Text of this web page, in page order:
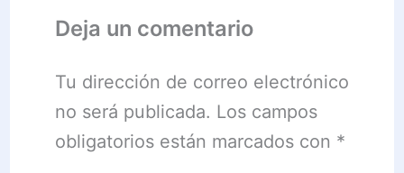
Deja un comentario
Tu dirección de correo electrónico
no será publicada. Los campos
obligatorios están marcados con *